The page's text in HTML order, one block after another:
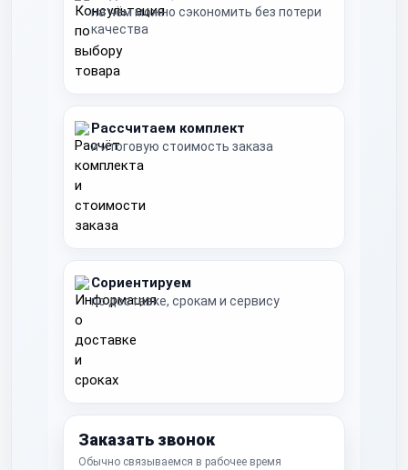
на чём можно сэкономить без потери
качества
Рассчитаем комплект
и итоговую стоимость заказа
Сориентируем
по доставке, срокам и сервису
Заказать звонок
Обычно связываемся в рабочее время